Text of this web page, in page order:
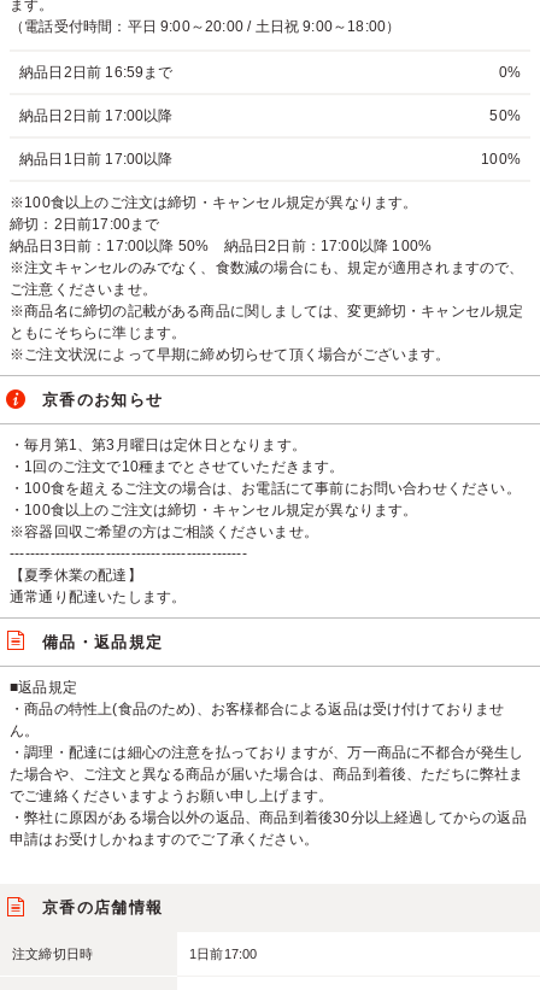
ます。
（電話受付時間：平日 9:00～20:00 / 土日祝 9:00～18:00）
納品日2日前 16:59まで 0%
納品日2日前 17:00以降 50%
納品日1日前 17:00以降 100%
※100食以上のご注文は締切・キャンセル規定が異なります。
締切：2日前17:00まで
納品日3日前：17:00以降 50% 納品日2日前：17:00以降 100%
※注文キャンセルのみでなく、食数減の場合にも、規定が適用されますので、
ご注意くださいませ。
※商品名に締切の記載がある商品に関しましては、変更締切・キャンセル規定
ともにそちらに準じます。
※ご注文状況によって早期に締め切らせて頂く場合がございます。
京香のお知らせ
・毎月第1、第3月曜日は定休日となります。
・1回のご注文で10種までとさせていただきます。
・100食を超えるご注文の場合は、お電話にて事前にお問い合わせください。
・100食以上のご注文は締切・キャンセル規定が異なります。
※容器回収ご希望の方はご相談くださいませ。
-----------------------------------------------
【夏季休業の配達】
通常通り配達いたします。
備品・返品規定
■返品規定
・商品の特性上(食品のため)、お客様都合による返品は受け付けておりませ
ん。
・調理・配達には細心の注意を払っておりますが、万一商品に不都合が発生し
た場合や、ご注文と異なる商品が届いた場合は、商品到着後、ただちに弊社ま
でご連絡くださいますようお願い申し上げます。
・弊社に原因がある場合以外の返品、商品到着後30分以上経過してからの返品
申請はお受けしかねますのでご了承ください。
京香の店舗情報
注文締切日時 1日前17:00